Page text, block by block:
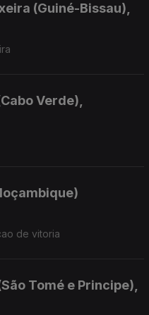
(Guiné-Bissau),
Verde),
de vitoria
Tomé e Principe),